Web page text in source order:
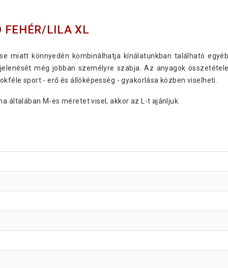
FEHÉR/LILA XL
miatt könnyedén kombinálhatja kínálatunkban található
még jobban személyre szabja. Az anyagok
sport - erő és állóképesség - gyakorlása közben viselheti.
általában M-es méretet visel, akkor az L-t ajánljuk.